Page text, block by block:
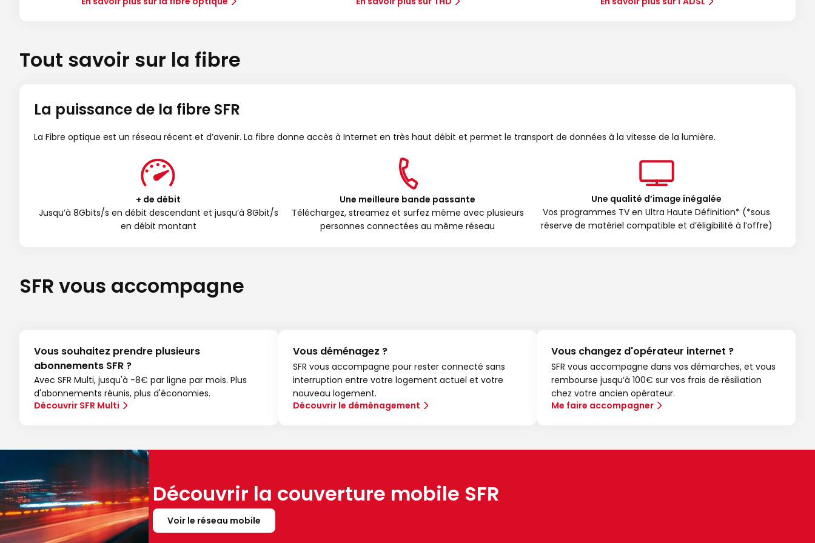
Tout savoir sur la fibre
La puissance de la fibre SFR
La Fibre optique est un réseau récent et d’avenir. La fibre donne accès à Internet en très haut débit et permet le transport de données à la vitesse de la lumière.
+ de débit
Jusqu’à 8Gbits/s en débit descendant et jusqu’à 8Gbit/s
en débit montant
Une meilleure bande passante
Téléchargez, streamez et surfez même avec plusieurs
personnes connectées au même réseau
Une qualité d’image inégalée
Vos programmes TV en Ultra Haute Définition* (*sous
réserve de matériel compatible et d’éligibilité à l’offre)
SFR vous accompagne
Vous souhaitez prendre plusieurs
abonnements SFR ?
Avec SFR Multi, jusqu'à -8€ par ligne par mois. Plus
d'abonnements réunis, plus d'économies.
Découvrir SFR Multi
Vous déménagez ?
SFR vous accompagne pour rester connecté sans
interruption entre votre logement actuel et votre
nouveau logement.
Découvrir le déménagement
Vous changez d'opérateur internet ?
SFR vous accompagne dans vos démarches, et vous
rembourse jusqu’à 100€ sur vos frais de résiliation
chez votre ancien opérateur.
Me faire accompagner
Découvrir la couverture mobile SFR
Voir le réseau mobile